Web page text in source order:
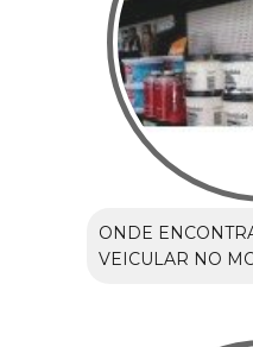
ONDE
VEICULAR NO